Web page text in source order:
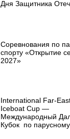
Дня Защитника
Соревнования по
спорту «Открытие
2027»
International Far-
Iceboat Cup —
Международный
Кубок по